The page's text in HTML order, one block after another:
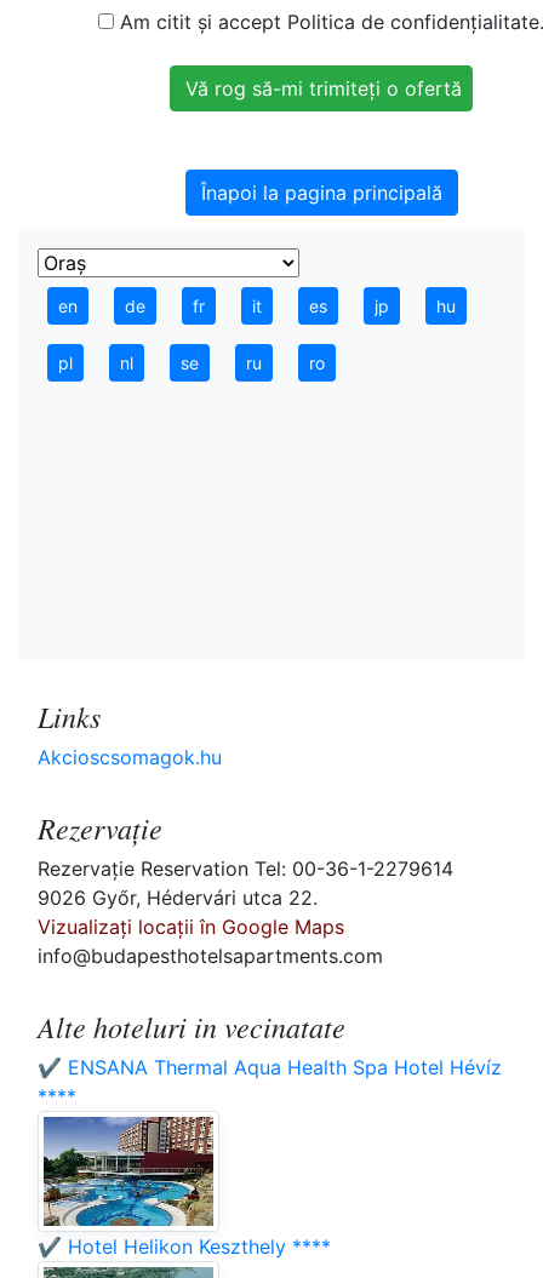
Am citit și accept Politica de confidențialitate.
Înapoi la pagina principală
en de fr it es jp hu
pl nl se ru ro
Links
Akcioscsomagok.hu
Rezervaţie
Rezervaţie Reservation Tel: 00-36-1-2279614
9026 Győr, Hédervári utca 22.
Vizualizați locații în Google Maps
info@budapesthotelsapartments.com
Alte hoteluri in vecinatate
✔️ ENSANA Thermal Aqua Health Spa Hotel Hévíz
****
✔️ Hotel Helikon Keszthely ****